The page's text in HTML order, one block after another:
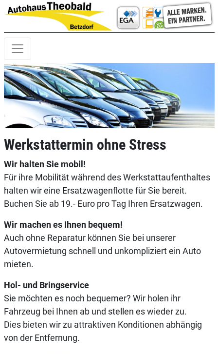
Werkstattermin ohne Stress
Wir halten Sie mobil!
Für ihre Mobilität während des Werkstattaufenthaltes
halten wir eine Ersatzwagenflotte für Sie bereit.
Buchen Sie ab 19.- Euro pro Tag Ihren Ersatzwagen.
Wir machen es Ihnen bequem!
Auch ohne Reparatur können Sie bei unserer
Autovermietung schnell und unkompliziert ein Auto
mieten.
Hol- und Bringservice
Sie möchten es noch bequemer? Wir holen ihr
Fahrzeug bei Ihnen ab und stellen es wieder zu.
Dies bieten wir zu attraktiven Konditionen abhängig
von der Entfernung.